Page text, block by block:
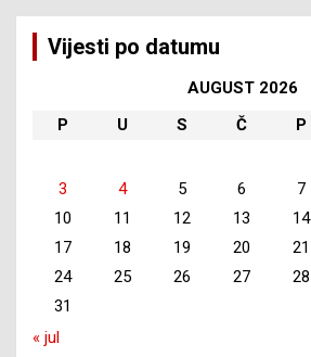
Vijesti po datumu
AUGUST 2026
P
U S Č P
3
4 5 6 7
10
11 12 13 14
17
18 19 20 21
24
25 26 27 28
31
« jul